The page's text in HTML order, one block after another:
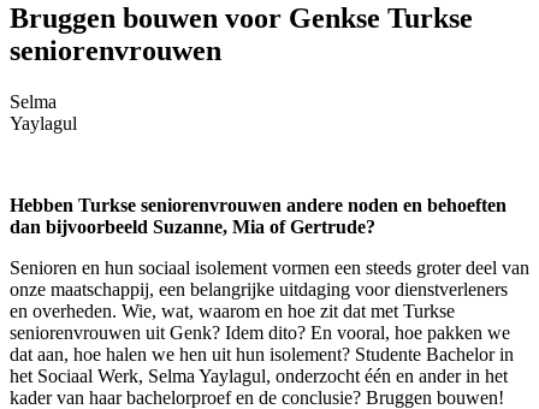
Bruggen bouwen voor Genkse Turkse
seniorenvrouwen
Selma
Yaylagul
Hebben Turkse seniorenvrouwen andere noden en behoeften
dan bijvoorbeeld Suzanne, Mia of Gertrude?
Senioren en hun sociaal isolement vormen een steeds groter deel van
onze maatschappij, een belangrijke uitdaging voor dienstverleners
en overheden. Wie, wat, waarom en hoe zit dat met Turkse
seniorenvrouwen uit Genk? Idem dito? En vooral, hoe pakken we
dat aan, hoe halen we hen uit hun isolement? Studente Bachelor in
het Sociaal Werk, Selma Yaylagul, onderzocht één en ander in het
kader van haar bachelorproef en de conclusie? Bruggen bouwen!